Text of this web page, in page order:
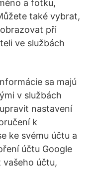
a fotku,
také vybrat,
při
ve službách
sa majú
v službách
nastavení
k
ke svému účtu a
účtu Google
účtu,